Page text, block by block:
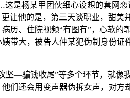
是杨某甲团伙细心设想的套网
让他的是，第三天谈职业，甜
历、住院视频“有图有”，心软
带大，被告人仲某犯伪制身份
骗钱收尾”等多个环节，就像
们还会用变声器伪拆女声，对方